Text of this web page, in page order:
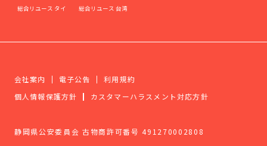
総合リユース タイ 総合リユース 台湾
会社案内 電子公告
利用規約
個人情報保護方針
カスタマーハラスメント対応方針
静岡県公安委員会 古物商許可番号 491270002808